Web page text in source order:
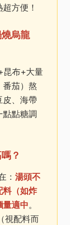
方便！
烏龍
昆布+大量
番茄）熬
皮、海帶
點糖調
？
： 湯頭不
料（如炸
量適中。
視配料而